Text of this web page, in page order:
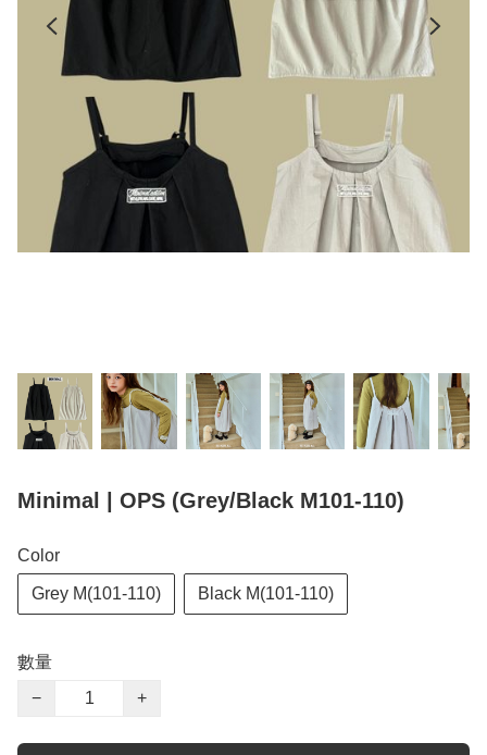
Minimal | OPS (Grey/Black M101-110)
Color
Grey M(101-110) Black M(101-110)
數量
−
+